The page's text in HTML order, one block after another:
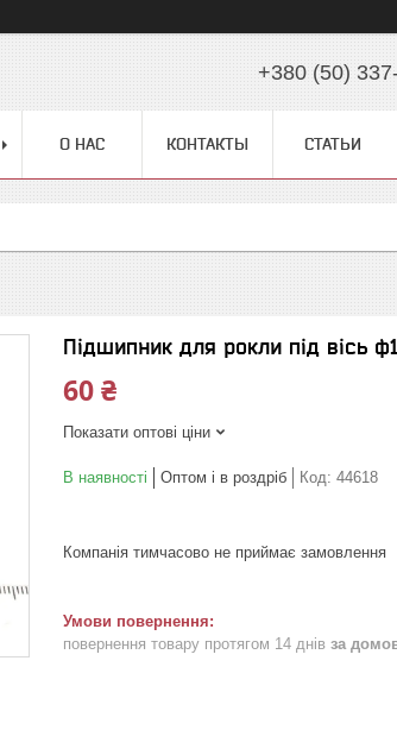
+380 (50)
О НАС КОНТАКТЫ СТАТЬИ
Підшипник для рокли під вісь
60 ₴
Показати оптові ціни
В наявності Оптом і в роздріб Код: 44618
Компанія тимчасово не приймає замовлення
повернення товару протягом 14 днів за